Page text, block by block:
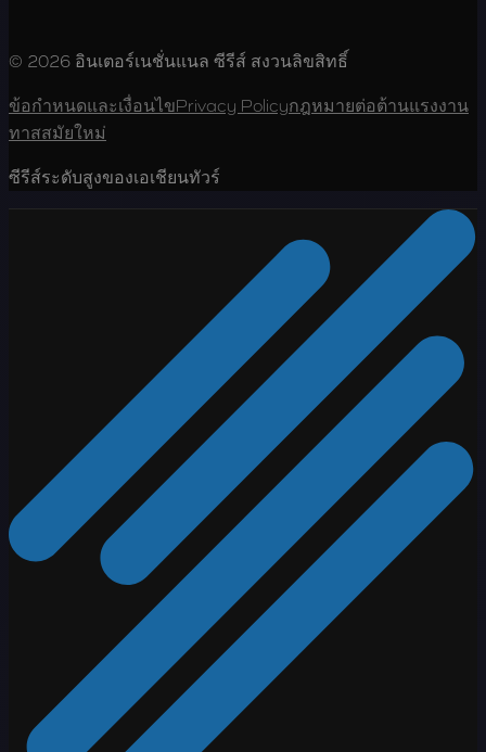
© 2026 อินเตอร์เนชั่นแนล ซีรีส์ สงวนลิขสิทธิ์
ข้อกำหนดและเงื่อนไขPrivacy Policyกฎหมายต่อต้านแรงงาน
ทาสสมัยใหม่
ซีรีส์ระดับสูงของเอเชียนทัวร์